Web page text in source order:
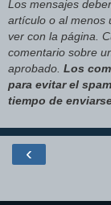
Los mensajes
artículo o al menos
ver con la página.
comentario sobre
aprobado. Los
para evitar el
tiempo de
‹